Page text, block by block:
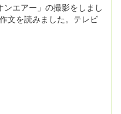
エアー」の撮影をしまし
文を読みました。テレビ